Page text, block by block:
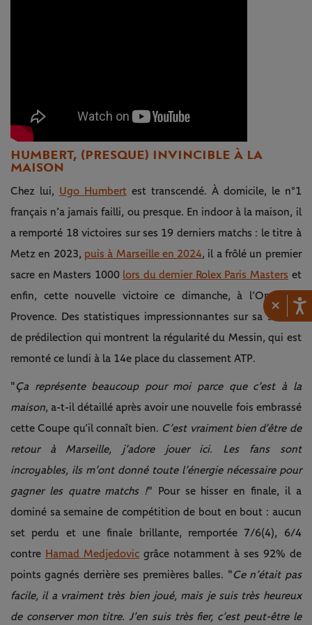
×
HUMBERT, (PRESQUE) INVINCIBLE À LA
MAISON
Chez lui, Ugo Humbertest transcendé. À domicile, le n°1
français n’a jamais failli, ou presque. En indoor à la maison, il
a remporté 18 victoires sur ses 19 derniers matchs : le titre à
Metz en 2023, puis à Marseille en 2024, il a frôlé un premier
sacre en Masters 1000 lors du dernier Rolex Paris Masters et
enfin, cette nouvelle victoire ce dimanche, à l’Open 13
Provence. Des statistiques impressionnantes sur sa surface
de prédilection qui montrent la régularité du Messin, qui est
remonté ce lundi à la 14e place du classement ATP.
"Ça représente beaucoup pour moi parce que c’est à la
maison, a-t-il détaillé après avoir une nouvelle fois embrassé
cette Coupe qu’il connaît bien. C’est vraiment bien d’être de
retour à Marseille, j’adore jouer ici. Les fans sont
incroyables, ils m’ont donné toute l’énergie nécessaire pour
gagner les quatre matchs !" Pour se hisser en finale, il a
dominé sa semaine de compétition de bout en bout : aucun
set perdu et une finale brillante, remportée 7/6(4), 6/4
contre Hamad Medjedovicgrâce notamment à ses 92% de
points gagnés derrière ses premières balles. "Ce n’était pas
facile, il a vraiment très bien joué, mais je suis très heureux
de conserver mon titre. J’en suis très fier, c’est peut-être le